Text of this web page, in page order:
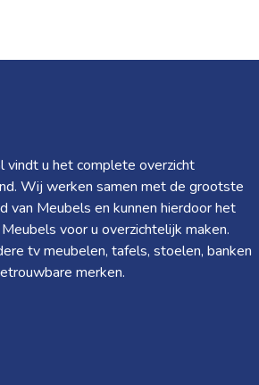
vindt u het complete overzicht
Wij werken samen met de grootste
van Meubels en kunnen hierdoor het
voor u overzichtelijk maken.
tv meubelen, tafels, stoelen, banken
merken.